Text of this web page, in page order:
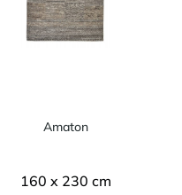
Amaton
160 x 230 cm